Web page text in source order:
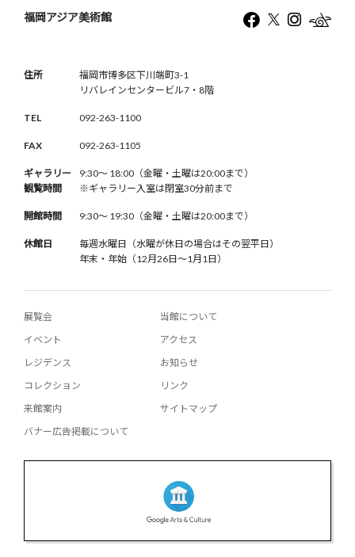
福岡アジア美術館
住所
福岡市博多区下川端町3-1
リバレインセンタービル7・8階
TEL 092-263-1100
FAX 092-263-1105
ギャラリー
観覧時間
9:30〜 18:00（金曜・土曜は20:00まで）
※ギャラリー入室は閉室30分前まで
開館時間 9:30〜 19:30（金曜・土曜は20:00まで）
休館日
毎週水曜日（水曜が休日の場合はその翌平日）
年末・年始（12月26日〜1月1日）
展覧会
イベント
レジデンス
コレクション
来館案内
バナー広告掲載について
当館について
アクセス
お知らせ
リンク
サイトマップ